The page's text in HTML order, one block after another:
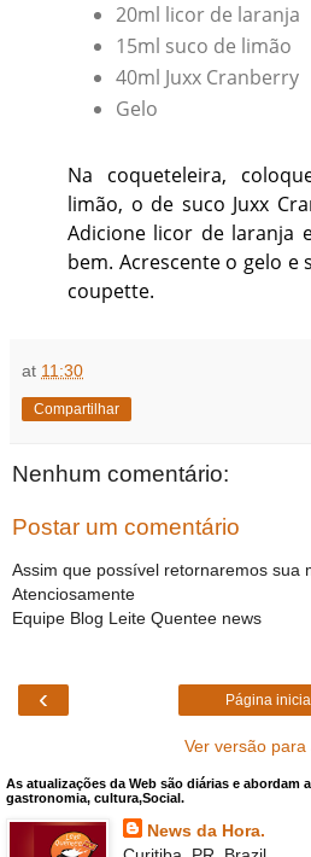
20ml licor de laranja
15ml suco de limão
40ml Juxx Cranberry
Gelo
Na coqueteleira,
limão, o de suco Juxx
Adicione licor de laranja
bem. Acrescente o gelo e
coupette.
at 11:30
Compartilhar
Nenhum comentário:
Postar um comentário
Assim que possível retornaremos sua
Atenciosamente
Equipe Blog Leite Quentee news
‹ Página
Ver versão para
As atualizações da Web são diárias e abordam
gastronomia, cultura,Social.
News da Hora.